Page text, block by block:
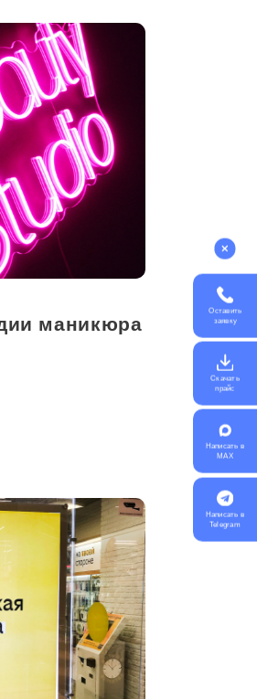
маникюра
Оставить
заявку
Скачать
прайс
Написать в
MAX
Написать в
Telegram